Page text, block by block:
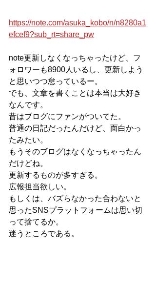
https://note.com/asuka_kobo/n/n8280a1
efcef9?sub_rt=share_pw
note更新しなくなっちゃったけど、フ
ォロワーも8900人いるし、更新しよう
と思いつつ怠っているー。
でも、文章を書くことは本当は大好き
なんです。
昔はブログにファンがついてた。
普通の日記だったんだけど、面白かっ
たみたい。
もうそのブログはなくなっちゃったん
だけどね。
更新するものが多すぎる。
広報担当欲しい。
もしくは、バズらなかった合わないと
思ったSNSプラットフォームは思い切
って捨てるか。
迷うところである。